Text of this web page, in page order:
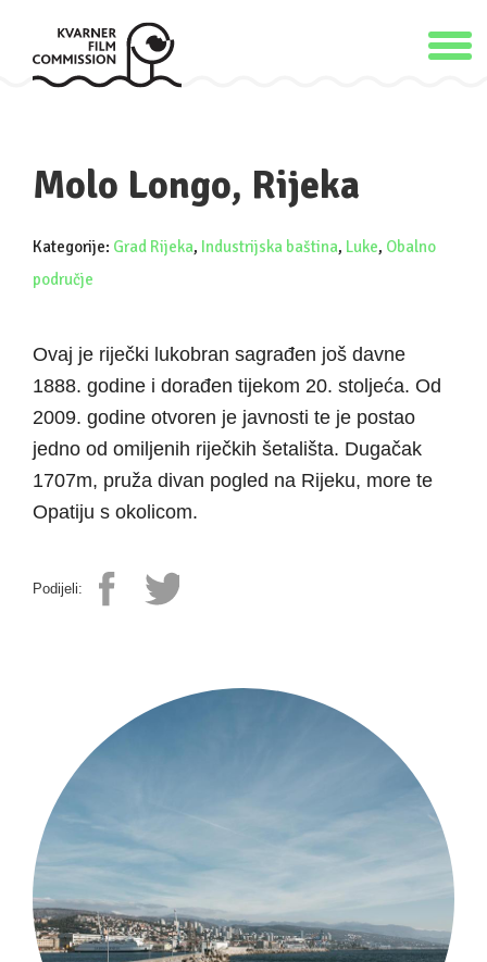
Molo Longo, Rijeka
Kategorije: Grad Rijeka, Industrijska baština, Luke, Obalno
područje
Ovaj je riječki lukobran sagrađen još davne
1888. godine i dorađen tijekom 20. stoljeća. Od
2009. godine otvoren je javnosti te je postao
jedno od omiljenih riječkih šetališta. Dugačak
1707m, pruža divan pogled na Rijeku, more te
Opatiju s okolicom.
Podijeli: